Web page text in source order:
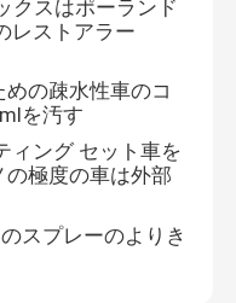
クスはポーランド
レストアラー
の疎水性車のコ
を汚す
ィング セット車を
極度の車は外部
スプレーのよりき